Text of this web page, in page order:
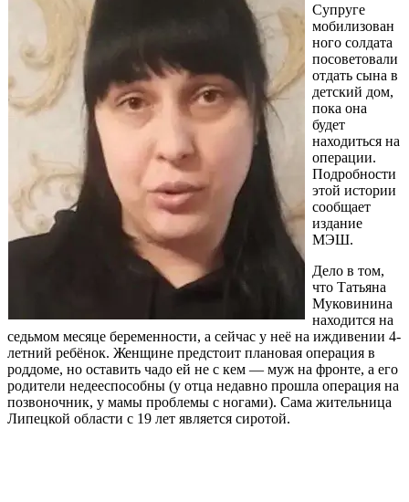
Супруге
мобилизован
ного солдата
посоветовали
отдать сына в
детский дом,
пока она
будет
находиться на
операции.
Подробности
этой истории
сообщает
издание
МЭШ.
Дело в том,
что Татьяна
Муковинина
находится на
седьмом месяце беременности, а сейчас у неё на иждивении 4-
летний ребёнок. Женщине предстоит плановая операция в
роддоме, но оставить чадо ей не с кем — муж на фронте, а его
родители недееспособны (у отца недавно прошла операция на
позвоночник, у мамы проблемы с ногами). Сама жительница
Липецкой области с 19 лет является сиротой.